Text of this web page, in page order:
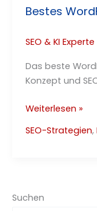
Bestes
SEO & KI Experte
Das beste
Konzept und
Bestes
Theme
Weiterlesen »
SEO-Strategien,
Suchen